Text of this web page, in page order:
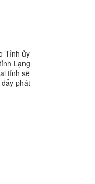
Tỉnh ủy
Lạng
tỉnh sẽ
phát